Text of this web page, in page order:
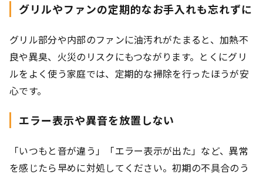
グリルやファンの定期的なお手入れも忘れずに
グリル部分や内部のファンに油汚れがたまると、加熱不
良や異臭、火災のリスクにもつながります。とくにグリ
ルをよく使う家庭では、定期的な掃除を行ったほうが安
心です。
エラー表示や異音を放置しない
「いつもと音が違う」「エラー表示が出た」など、異常
を感じたら早めに対処してください。初期の不具合のう